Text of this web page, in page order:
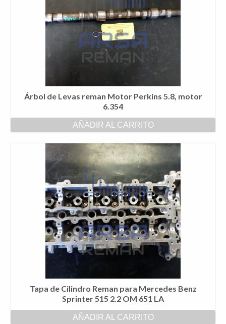
Árbol de Levas reman Motor Perkins 5.8, motor
6.354
AÑADIR AL CARRITO
Tapa de Cilindro Reman para Mercedes Benz
Sprinter 515 2.2 OM 651 LA
AÑADIR AL CARRITO